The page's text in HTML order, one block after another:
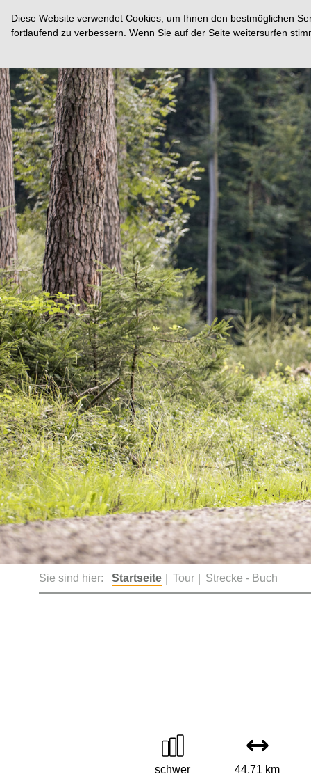
Diese Website verwendet Cookies, um Ihnen den bestmöglichen
fortlaufend zu verbessern. Wenn Sie auf der Seite weitersurfen
Sie sind hier: Startseite Tour Strecke - Buch
schwer 44,71 km